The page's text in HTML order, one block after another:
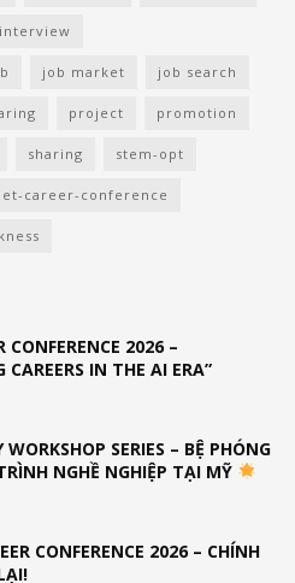
interview
job market job search
project promotion
sharing stem-opt
career-conference
CONFERENCE 2026 –
CAREERS IN THE AI ERA”
WORKSHOP SERIES – BỆ PHÓNG
NGHỀ NGHIỆP TẠI MỸ
CONFERENCE 2026 – CHÍNH